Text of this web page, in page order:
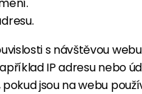
s návštěvou
IP adresu nebo
jsou na webu